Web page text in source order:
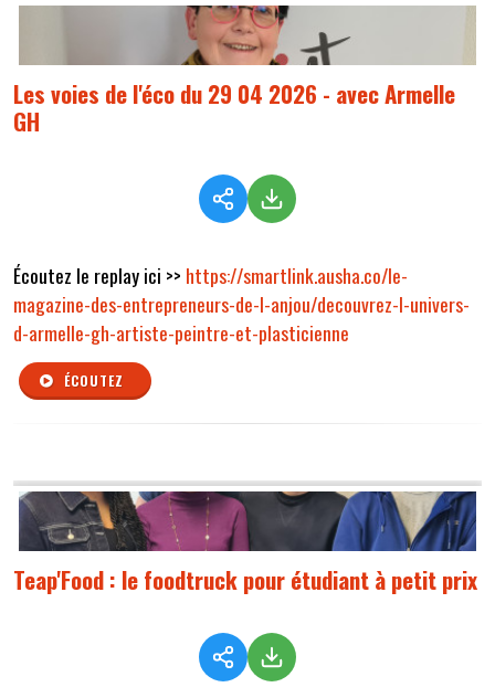
Les voies de l'éco du 29 04 2026 - avec Armelle
GH
Écoutez le replay ici >> https://smartlink.ausha.co/le-
magazine-des-entrepreneurs-de-l-anjou/decouvrez-l-univers-
d-armelle-gh-artiste-peintre-et-plasticienne
ÉCOUTEZ
Teap'Food : le foodtruck pour étudiant à petit prix